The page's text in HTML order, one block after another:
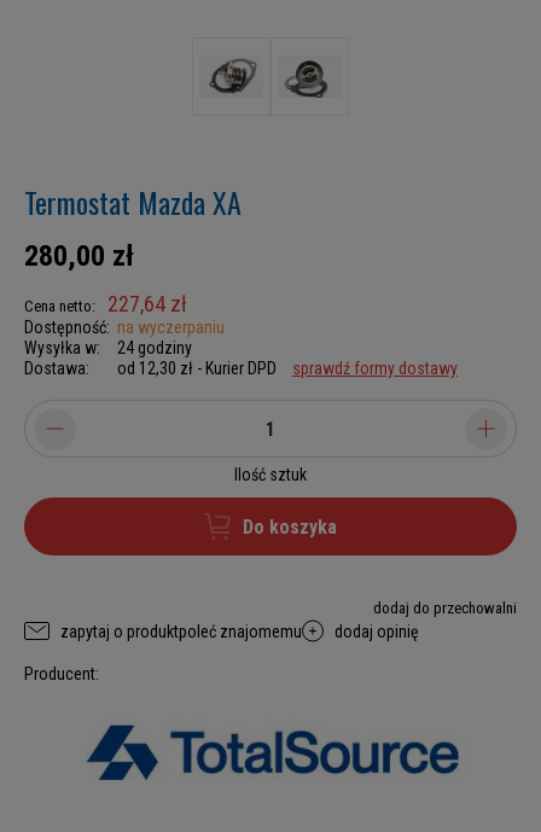
Termostat Mazda XA
280,00 zł
Cena netto: 227,64 zł
Dostępność: na wyczerpaniu
Wysyłka w:
24 godziny
Dostawa:
od 12,30 zł - Kurier DPD sprawdź formy dostawy
Ilość sztuk
Do koszyka
dodaj do przechowalni
zapytaj o produktpoleć znajomemu dodaj opinię
Producent: